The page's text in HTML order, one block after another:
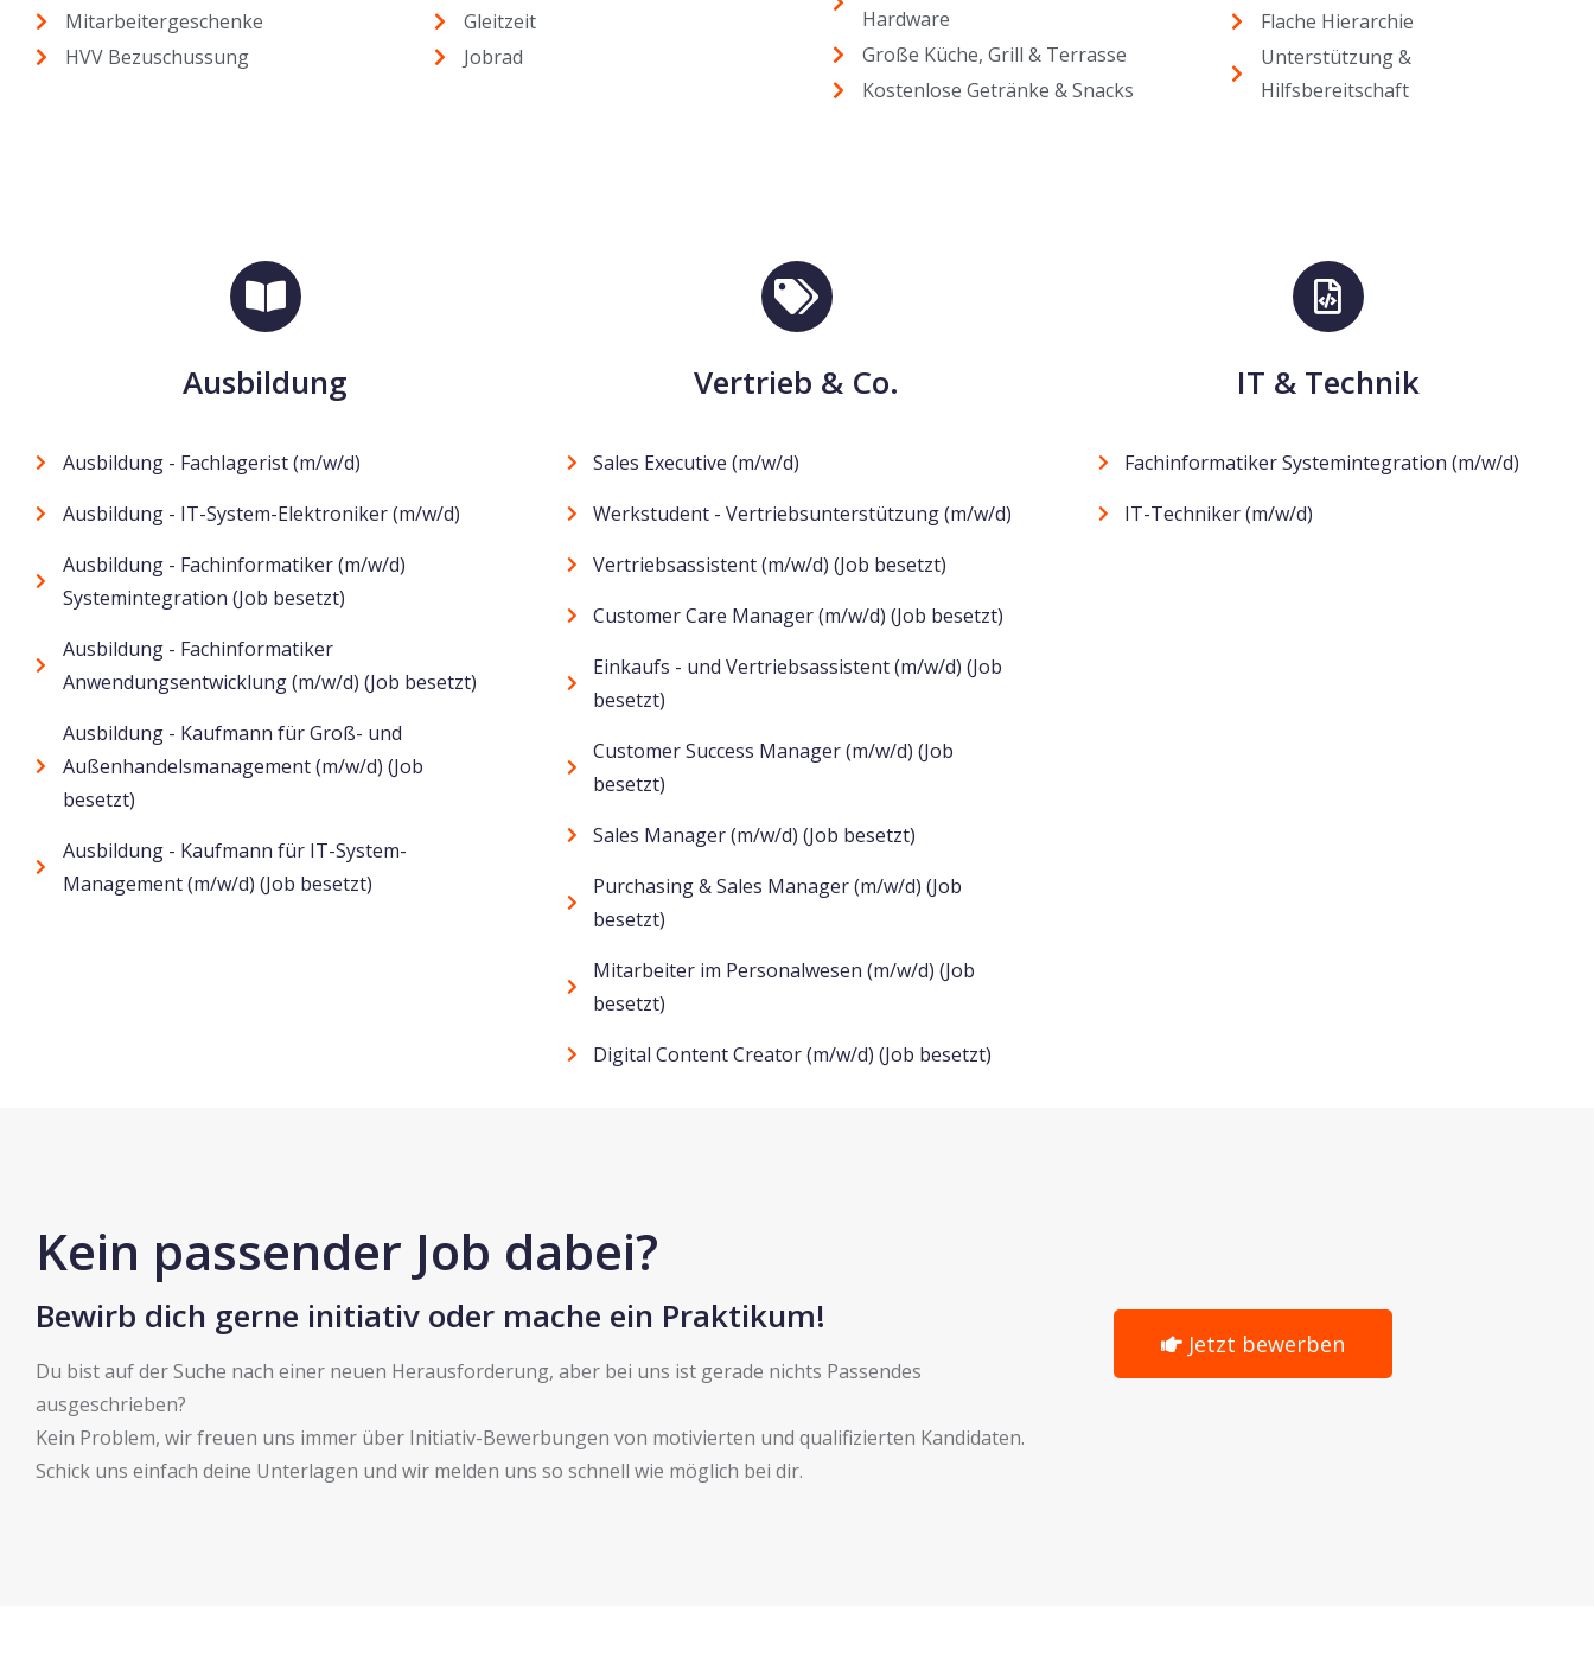
Mitarbeitergeschenke
HVV Bezuschussung
Gleitzeit
Jobrad
Hardware
Große Küche, Grill & Terrasse
Kostenlose Getränke & Snacks
Flache Hierarchie
Unterstützung &
Hilfsbereitschaft
Ausbildung
Ausbildung - Fachlagerist (m/w/d)
Ausbildung - IT-System-Elektroniker (m/w/d)
Ausbildung - Fachinformatiker (m/w/d)
Systemintegration (Job besetzt)
Ausbildung - Fachinformatiker
Anwendungsentwicklung (m/w/d) (Job besetzt)
Ausbildung - Kaufmann für Groß- und
Außenhandelsmanagement (m/w/d) (Job
besetzt)
Ausbildung - Kaufmann für IT-System-
Management (m/w/d) (Job besetzt)
Vertrieb & Co.
Sales Executive (m/w/d)
Werkstudent - Vertriebsunterstützung (m/w/d)
Vertriebsassistent (m/w/d) (Job besetzt)
Customer Care Manager (m/w/d) (Job besetzt)
Einkaufs - und Vertriebsassistent (m/w/d) (Job
besetzt)
Customer Success Manager (m/w/d) (Job
besetzt)
Sales Manager (m/w/d) (Job besetzt)
Purchasing & Sales Manager (m/w/d) (Job
besetzt)
Mitarbeiter im Personalwesen (m/w/d) (Job
besetzt)
Digital Content Creator (m/w/d) (Job besetzt)
IT & Technik
Fachinformatiker Systemintegration (m/w/d)
IT-Techniker (m/w/d)
Kein passender Job dabei?
Bewirb dich gerne initiativ oder mache ein Praktikum!
Du bist auf der Suche nach einer neuen Herausforderung, aber bei uns ist gerade nichts Passendes
ausgeschrieben?
Kein Problem, wir freuen uns immer über Initiativ-Bewerbungen von motivierten und qualifizierten Kandidaten.
Schick uns einfach deine Unterlagen und wir melden uns so schnell wie möglich bei dir.
Jetzt bewerben